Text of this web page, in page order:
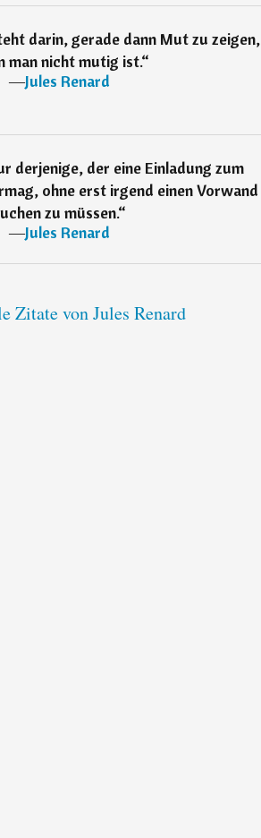
darin, gerade dann Mut zu zeigen,
man nicht mutig ist.“
―Jules Renard
derjenige, der eine Einladung zum
ohne erst irgend einen Vorwand
zu müssen.“
―Jules Renard
Zitate von Jules Renard